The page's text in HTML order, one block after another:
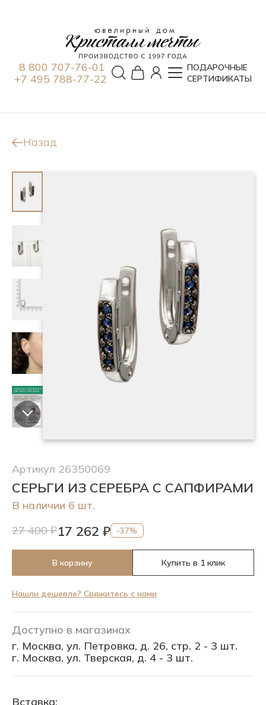
8 800 707-76-01
+7 495 788-77-22
ПОДАРОЧНЫЕ
СЕРТИФИКАТЫ
Назад
Артикул 26350069
СЕРЬГИ ИЗ СЕРЕБРА С САПФИРАМИ
В наличии 6 шт.
27 400 ₽17 262 ₽ -37%
В корзину Купить в 1 клик
Нашли дешевле? Свяжитесь с нами
Доступно в магазинах
г. Москва, ул. Петровка, д. 26, стр. 2 - 3 шт.
г. Москва, ул. Тверская, д. 4 - 3 шт.
Вставка: